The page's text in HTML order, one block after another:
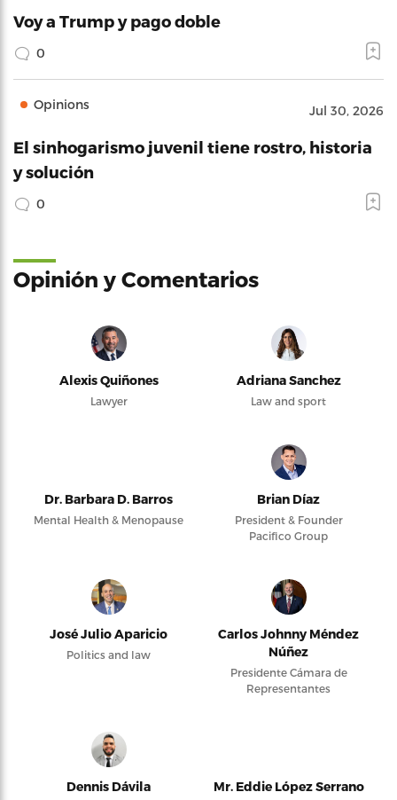
Voy a Trump y pago doble
0
Opinions Jul 30, 2026
El sinhogarismo juvenil tiene rostro, historia
y solución
0
Opinión y Comentarios
Alexis Quiñones
Lawyer
Adriana Sanchez
Law and sport
Dr. Barbara D. Barros
Mental Health & Menopause
Brian Díaz
President & Founder
Pacifico Group
José Julio Aparicio
Politics and law
Carlos Johnny Méndez
Núñez
Presidente Cámara de
Representantes
Dennis Dávila Mr. Eddie López Serrano